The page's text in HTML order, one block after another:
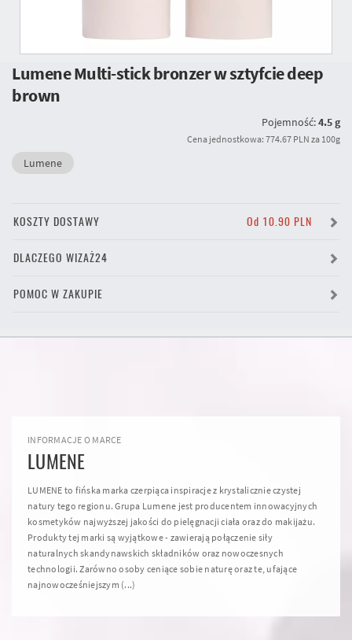
Lumene Multi-stick bronzer w sztyfcie deep
brown
Pojemność:4.5 g
Cena jednostkowa: 774.67 PLN za 100g
Lumene
KOSZTY DOSTAWY Od 10.90 PLN
DLACZEGO WIZAŻ24
POMOC W ZAKUPIE
INFORMACJE O MARCE
LUMENE
LUMENE to fińska marka czerpiąca inspiracje z krystalicznie czystej
natury tego regionu. Grupa Lumene jest producentem innowacyjnych
kosmetyków najwyższej jakości do pielęgnacji ciała oraz do makijażu.
Produkty tej marki są wyjątkowe - zawierają połączenie siły
naturalnych skandynawskich składników oraz nowoczesnych
technologii. Zarówno osoby ceniące sobie naturę oraz te, ufające
najnowocześniejszym (...)